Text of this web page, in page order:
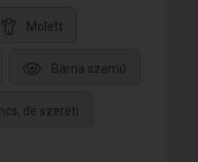
Molett
Barna szemű
de szereti